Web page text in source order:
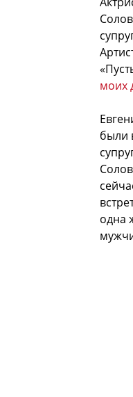
моих
были
одна